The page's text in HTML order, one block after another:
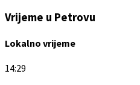
Vrijeme u Petrovu
Lokalno vrijeme
14:29